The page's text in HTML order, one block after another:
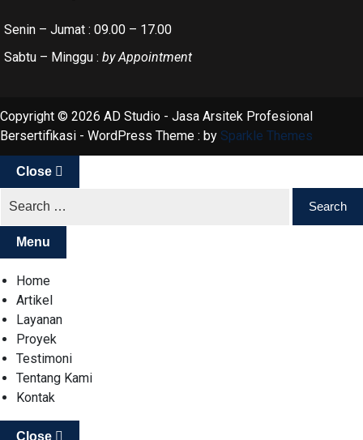
Senin – Jumat : 09.00 – 17.00
Sabtu – Minggu : by Appointment
Copyright © 2026 AD Studio - Jasa Arsitek Profesional
Bersertifikasi - WordPress Theme : by Sparkle Themes
Close
Menu
Home
Artikel
Layanan
Proyek
Testimoni
Tentang Kami
Kontak
Close